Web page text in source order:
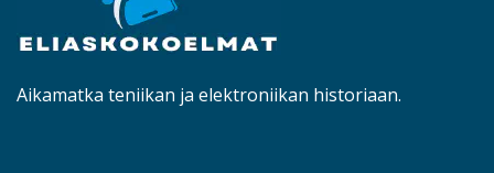
Aikamatka teniikan ja elektroniikan historiaan.